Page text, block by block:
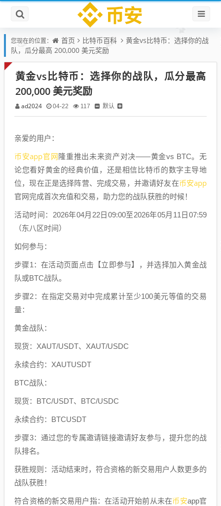
您现在的位置： 首页 比特币百科
黄金vs比特币：选择你的战
队，瓜分最高 200,000 美元奖励
黄金vs比特币：选择你的战队，瓜分最高
200,000 美元奖励
ad2024 04-22 117 默认
亲爱的用户：
币安app官网隆重推出未来资产对决——黄金vs BTC。无
论您看好黄金的经典价值，还是相信比特币的数字主导地
位，现在正是选择阵营、完成交易，并邀请好友在币安app
官网完成首次充值和交易，助力您的战队获胜的时候！
活动时间：2026年04月22日09:00至2026年05月11日07:59
（东八区时间）
如何参与：
步骤1：在活动页面点击【立即参与】，并选择加入黄金战
队或BTC战队。
步骤2：在指定交易对中完成累计至少100美元等值的交易
量：
黄金战队：
现货：XAUT/USDT、XAUT/USDC
永续合约：XAUTUSDT
BTC战队：
现货：BTC/USDT、BTC/USDC
永续合约：BTCUSDT
步骤3：通过您的专属邀请链接邀请好友参与，提升您的战
队排名。
获胜规则：活动结束时，符合资格的新交易用户人数更多的
战队获胜！
符合资格的新交易用户指：在活动开始前从未在币安app官